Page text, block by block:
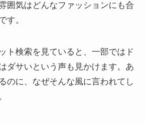
囲気はどんなファッションにも合
す。
ト検索を見ていると、一部ではド
ダサいという声も見かけます。あ
のに、なぜそんな風に言われてし